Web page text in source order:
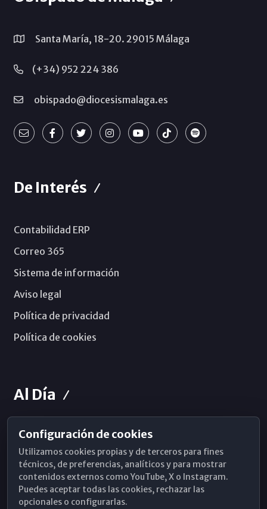
Santa María, 18-20. 29015 Málaga
(+34) 952 224 386
obispado@diocesismalaga.es
De Interés
Contabilidad ERP
Correo 365
Sistema de información
Aviso legal
Política de privacidad
Política de cookies
Al Día
Horarios de Misa
Hemeroteca
WhatsApp
Configuración de cookies
Utilizamos cookies propias y de terceros para fines
técnicos, de preferencias, analíticos y para mostrar
contenidos externos como YouTube, X o Instagram.
Puedes aceptar todas las cookies, rechazar las
opcionales o configurarlas.